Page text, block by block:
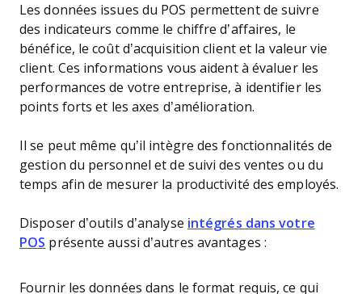
Les données issues du POS permettent de suivre
des indicateurs comme le chiffre d’affaires, le
bénéfice, le coût d’acquisition client et la valeur vie
client. Ces informations vous aident à évaluer les
performances de votre entreprise, à identifier les
points forts et les axes d’amélioration.
Il se peut même qu’il intègre des fonctionnalités de
gestion du personnel et de suivi des ventes ou du
temps afin de mesurer la productivité des employés.
Disposer d’outils d’analyse intégrés dans votre
POS présente aussi d’autres avantages :
Fournir les données dans le format requis, ce qui